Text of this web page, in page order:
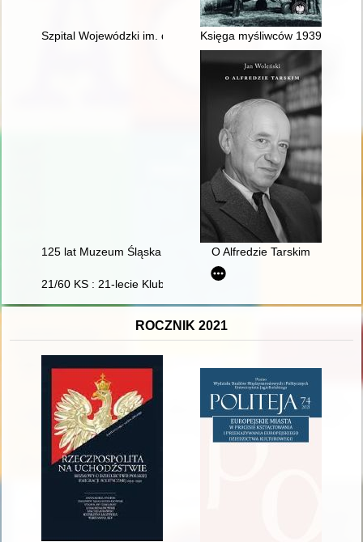
Szpital Wojewódzki im. dr. Ludwika Rydygiera w Suwałkach
Księga myśliwców 1939 :
125 lat Muzeum Śląska OpolskiegoO Alfredzie Tarskim
21/60 KS : 21-lecie Klubu Studio : 60-lecie Kultury Studenckiej
ROCZNIK 2021